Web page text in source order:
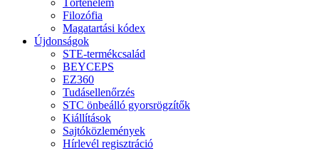
Filozófia
Magatartási kódex
Újdonságok
STE-termékcsalád
BEYCEPS
EZ360
Tudásellenőrzés
STC önbeálló gyorsrögzítők
Kiállítások
Sajtóközlemények
Hírlevél regisztráció